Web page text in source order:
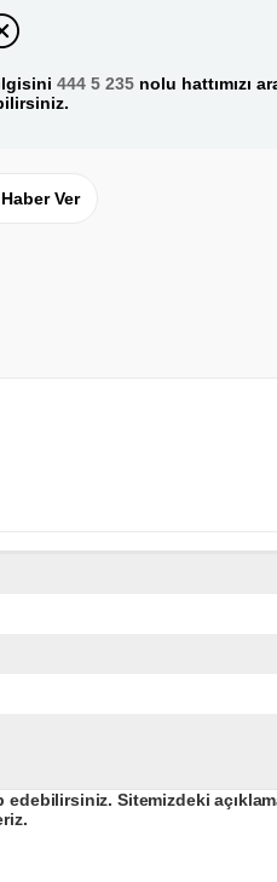
444 5 235nolu hattımızı
Ver
edebilirsiniz. Sitemizdeki